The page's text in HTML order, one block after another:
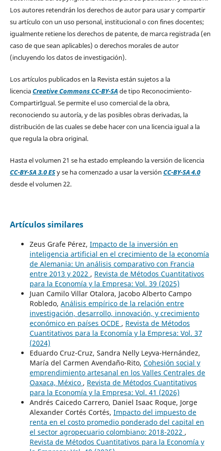
Los autores retendrán los derechos de autor para usar y compartir
su artículo con un uso personal, institucional o con fines docentes;
igualmente retiene los derechos de patente, de marca registrada (en
caso de que sean aplicables) o derechos morales de autor
(incluyendo los datos de investigación).
Los artículos publicados en la Revista están sujetos a la
licenciaCreative Commons CC-BY-SAde tipo Reconocimiento-
CompartirIgual. Se permite el uso comercial de la obra,
reconociendo su autoría, y de las posibles obras derivadas, la
distribución de las cuales se debe hacer con una licencia igual a la
que regula la obra original.
Hasta el volumen 21 se ha estado empleando la versión de licencia
CC-BY-SA 3.0 ESy se ha comenzado a usar la versión CC-BY-SA 4.0
desde el volumen 22.
Artículos similares
Zeus Grafe Pérez, Impacto de la inversión en
inteligencia artificial en el crecimiento de la economía
de Alemania: Un análisis comparativo con Francia
entre 2013 y 2022 , Revista de Métodos Cuantitativos
para la Economía y la Empresa: Vol. 39 (2025)
Juan Camilo Villar Otalora, Jacobo Alberto Campo
Robledo, Análisis empírico de la relación entre
investigación, desarrollo, innovación, y crecimiento
económico en países OCDE , Revista de Métodos
Cuantitativos para la Economía y la Empresa: Vol. 37
(2024)
Eduardo Cruz-Cruz, Sandra Nelly Leyva-Hernández,
María del Carmen Avendaño-Rito, Cohesión social y
emprendimiento artesanal en los Valles Centrales de
Oaxaca, México , Revista de Métodos Cuantitativos
para la Economía y la Empresa: Vol. 41 (2026)
Andrés Caicedo Carrero, Daniel Isaac Roque, Jorge
Alexander Cortés Cortés, Impacto del impuesto de
renta en el costo promedio ponderado del capital en
el sector agropecuario colombiano: 2018-2022 ,
Revista de Métodos Cuantitativos para la Economía y